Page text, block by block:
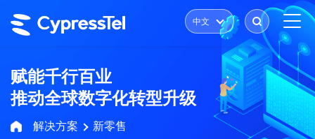
中文
赋能千行百业
推动全球数字化转型升级
解决方案 新零售